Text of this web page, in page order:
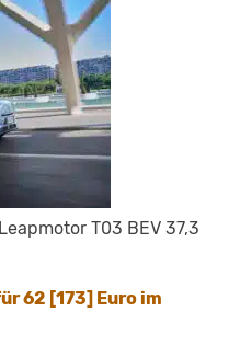
T03 BEV 37,3
62 [173] Euro im